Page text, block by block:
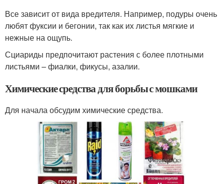
Все зависит от вида вредителя. Например, подуры очень
любят фуксии и бегонии, так как их листья мягкие и
нежные на ощупь.
Сциариды предпочитают растения с более плотными
листьями – фиалки, фикусы, азалии.
Химические средства для борьбы с мошками
Для начала обсудим химические средства.